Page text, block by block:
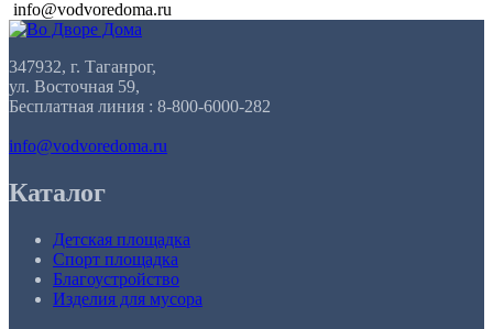
info@vodvoredoma.ru
347932, г. Таганрог,
ул. Восточная 59,
Бесплатная линия : 8-800-6000-282
info@vodvoredoma.ru
Каталог
Детская площадка
Спорт площадка
Благоустройство
Изделия для мусора